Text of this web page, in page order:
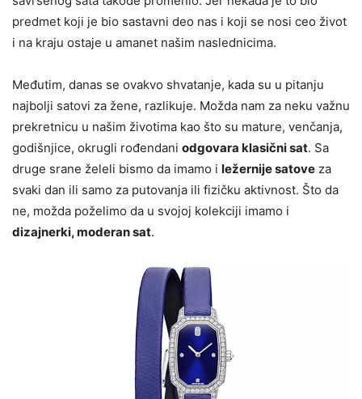
predmet koji je bio sastavni deo nas i koji se nosi ceo život
i na kraju ostaje u amanet našim naslednicima.
Međutim, danas se ovakvo shvatanje, kada su u pitanju
najbolji satovi za žene, razlikuje. Možda nam za neku važnu
prekretnicu u našim životima kao što su mature, venčanja,
godišnjice, okrugli rođendani odgovara klasični sat. Sa
druge srane želeli bismo da imamo i ležernije satove za
svaki dan ili samo za putovanja ili fizičku aktivnost. Što da
ne, možda poželimo da u svojoj kolekciji imamo i
dizajnerki, moderan sat.